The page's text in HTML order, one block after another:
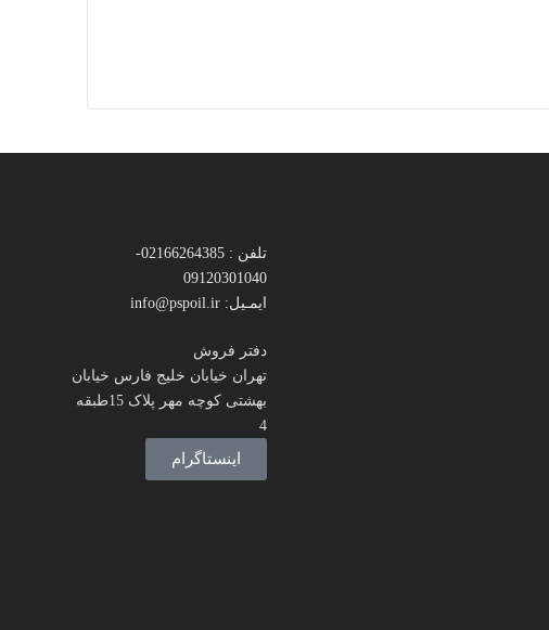
تلفن : 02166264385-
09120301040
ایمـیل: info@pspoil.ir
دفتر فروش
تهران خیابان خلیج فارس خیابان
بهشتی کوچه مهر پلاک 15طبقه
4
اینستاگرام